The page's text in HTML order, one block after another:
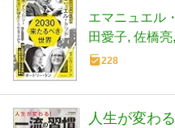
エマニュエル
田愛子 佐橋亮
228
人生が変わ